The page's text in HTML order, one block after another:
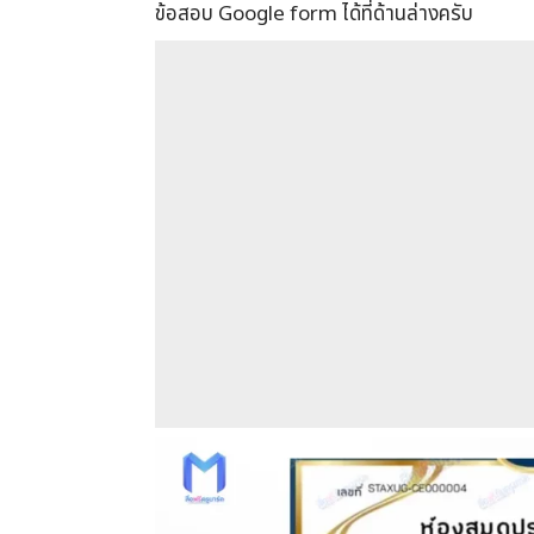
ข้อสอบ Google form ได้ที่ด้านล่างครับ